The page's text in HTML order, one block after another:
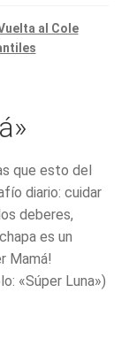
al Cole
que esto del
diario: cuidar
deberes,
es un
Mamá!
«Súper Luna»)